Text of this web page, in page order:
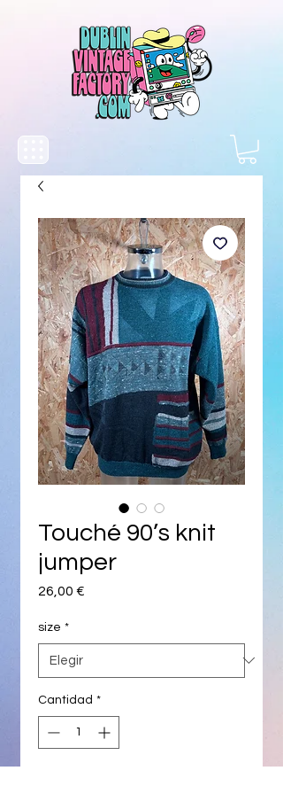
Touché 90’s knit
jumper
26,00 €
size *
Cantidad *